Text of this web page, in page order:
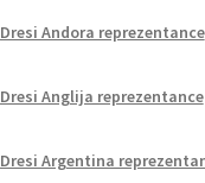
Dresi Andora reprezentance
Dresi Anglija reprezentance
Dresi Argentina